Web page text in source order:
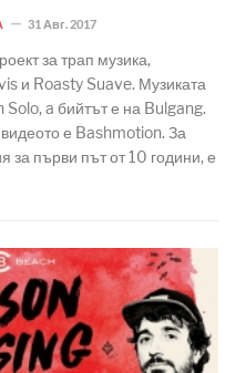
31 Авг. 2017
за трап музика,
и Roasty Suave. Музиката
a бийтът е на Bulgang.
е Bashmotion. За
за първи път от 10 години, е